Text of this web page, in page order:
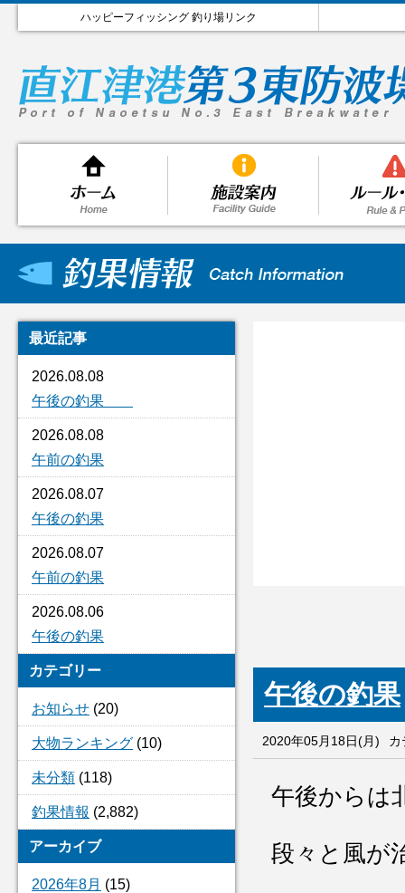
ハッピーフィッシング 釣り場リンク
最近記事
2026.08.08
午後の釣果
2026.08.08
午前の釣果
2026.08.07
午後の釣果
2026.08.07
午前の釣果
2026.08.06
午後の釣果
カテゴリー
お知らせ (20)
大物ランキング (10)
未分類 (118)
釣果情報 (2,882)
アーカイブ
2026年8月 (15)
午後の釣果
2020年05月18日(月) カ
午後からは
段々と風が